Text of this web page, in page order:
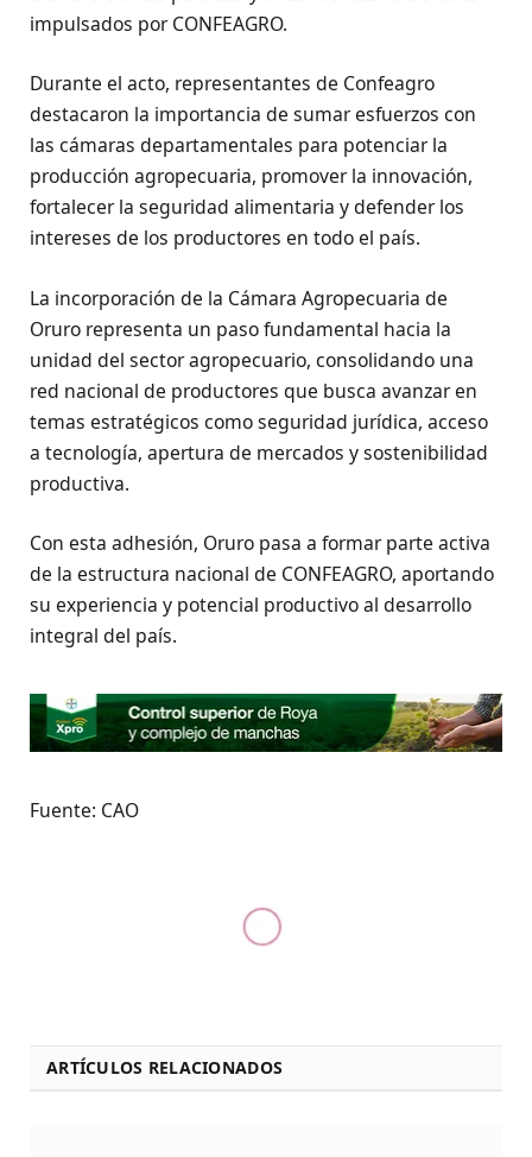
impulsados por CONFEAGRO.
Durante el acto, representantes de Confeagro
destacaron la importancia de sumar esfuerzos con
las cámaras departamentales para potenciar la
producción agropecuaria, promover la innovación,
fortalecer la seguridad alimentaria y defender los
intereses de los productores en todo el país.
La incorporación de la Cámara Agropecuaria de
Oruro representa un paso fundamental hacia la
unidad del sector agropecuario, consolidando una
red nacional de productores que busca avanzar en
temas estratégicos como seguridad jurídica, acceso
a tecnología, apertura de mercados y sostenibilidad
productiva.
Con esta adhesión, Oruro pasa a formar parte activa
de la estructura nacional de CONFEAGRO, aportando
su experiencia y potencial productivo al desarrollo
integral del país.
Fuente: CAO
ARTÍCULOS RELACIONADOS